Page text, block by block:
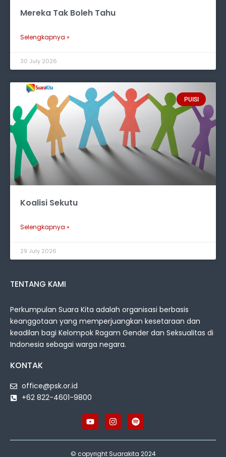
Mereka Tak Boleh Tahu
Selengkapnya »
30 July 2026
PUISI
Koalisi Sekutu
Selengkapnya »
29 July 2026
TENTANG KAMI
Perkumpulan Suara Kita adalah organisasi berbasis
keanggotaan yang memperjuangkan kesetaraan dan
keadilan bagi Kelompok Ragam Gender dan Seksualitas di
Indonesia sebagai warga negara.
KONTAK
office@psk.or.id
+62 822-4601-9800
© copyright Suarakita 2024